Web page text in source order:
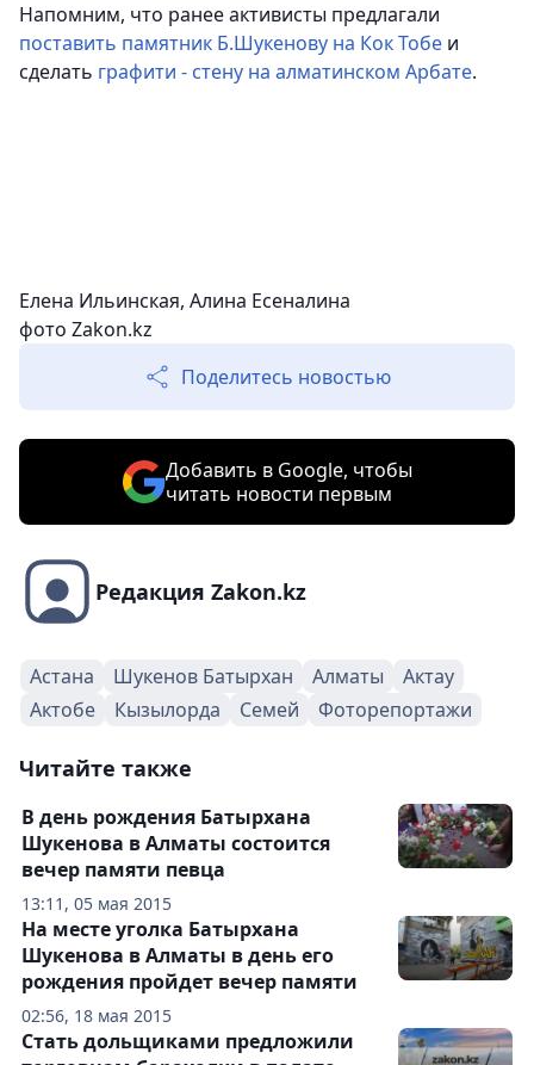
Напомним, что ранее активисты предлагали
поставить памятник Б.Шукенову на Кок Тобе и
сделать графити - стену на алматинском Арбате.
Елена Ильинская, Алина Есеналина
фото Zakon.kz
Поделитесь новостью
Добавить в Google, чтобы
читать новости первым
Редакция Zakon.kz
Астана Шукенов Батырхан Алматы
Актау
Актобе
Кызылорда Семей Фоторепортажи
Читайте также
13:11, 05 мая 2015
В день рождения Батырхана
Шукенова в Алматы состоится
вечер памяти певца
02:56, 18 мая 2015
На месте уголка Батырхана
Шукенова в Алматы в день его
рождения пройдет вечер памяти
Стать дольщиками предложили